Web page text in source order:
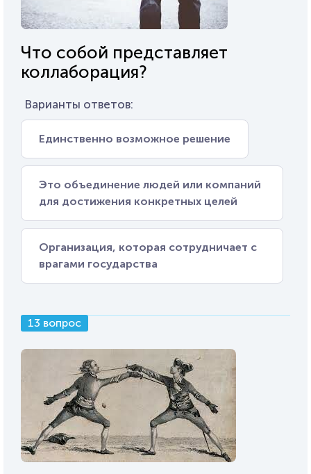
Что собой представляет
коллаборация?
Варианты ответов:
Единственно возможное решение
Это объединение людей или компаний
для достижения конкретных целей
Организация, которая сотрудничает с
врагами государства
13 вопрос